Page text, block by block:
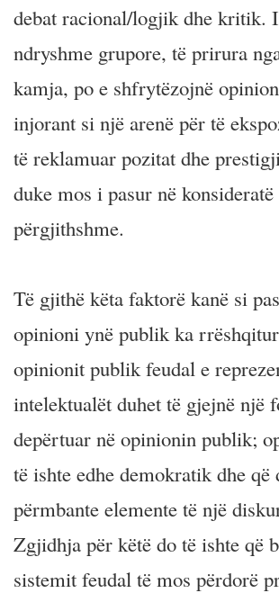
debat racional/logjik dhe kritik.
ndryshme grupore, të prirura
kamja, po e shfrytëzojnë
injorant si një arenë për të
të reklamuar pozitat dhe
duke mos i pasur në
përgjithshme.
Të gjithë këta faktorë kanë si
opinioni ynë publik ka
opinionit publik feudal e
intelektualët duhet të gjejnë një
depërtuar në opinionin publik;
të ishte edhe demokratik dhe që
përmbante elemente të një
Zgjidhja për këtë do të ishte që
sistemit feudal të mos përdorë